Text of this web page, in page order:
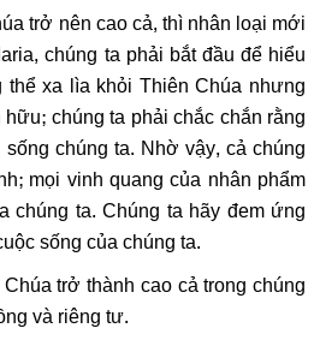
trở nên cao cả, thì nhân loại mới
chúng ta phải bắt đầu để hiểu
xa lìa khỏi Thiên Chúa nhưng
chúng ta phải chắc chắn rằng
chúng ta. Nhờ vậy, cả chúng
mọi vinh quang của nhân phẩm
chúng ta. Chúng ta hãy đem ứng
sống của chúng ta.
trở thành cao cả trong chúng
và riêng tư.